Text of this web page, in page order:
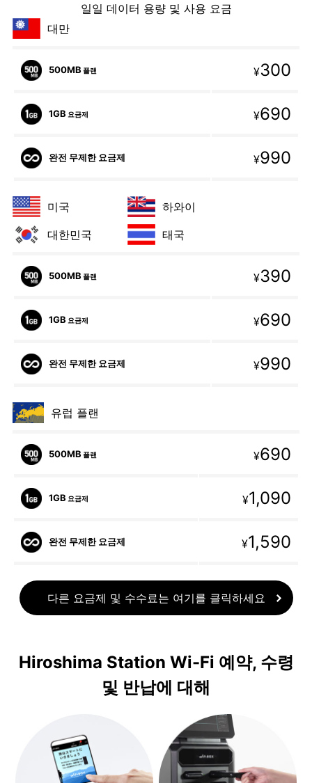
일일 데이터 용량 및 사용 요금
대만
500MB 플랜 ¥300
1GB 요금제 ¥690
완전 무제한 요금제 ¥990
미국
하와이
대한민국
태국
500MB 플랜 ¥390
1GB 요금제 ¥690
완전 무제한 요금제 ¥990
유럽 플랜
500MB 플랜 ¥690
1GB 요금제 ¥1,090
완전 무제한 요금제 ¥1,590
다른 요금제 및 수수료는 여기를 클릭하세요
Hiroshima Station Wi-Fi 예약, 수령
및 반납에 대해